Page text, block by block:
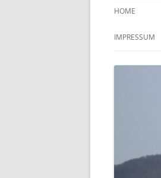
HOME
IMPRESSUM